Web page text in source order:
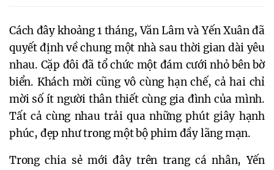
Cách đây khoảng 1 tháng, Văn Lâm và Yến Xuân đã
quyết định về chung một nhà sau thời gian dài yêu
nhau. Cặp đôi đã tổ chức một đám cưới nhỏ bên bờ
biển. Khách mời cũng vô cùng hạn chế, cả hai chỉ
mời số ít người thân thiết cùng gia đình của mình.
Tất cả cùng nhau trải qua những phút giây hạnh
phúc, đẹp như trong một bộ phim đầy lãng mạn.
Trong chia sẻ mới đây trên trang cá nhân, Yến